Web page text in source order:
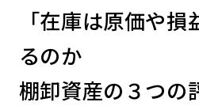
「在庫は原価や
るのか
棚卸資産の３つの